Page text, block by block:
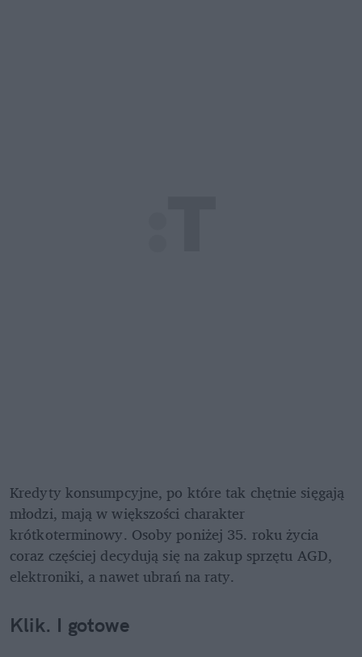
Kredyty konsumpcyjne, po które tak chętnie sięgają
młodzi, mają w większości charakter
krótkoterminowy. Osoby poniżej 35. roku życia
coraz częściej decydują się na zakup sprzętu AGD,
elektroniki, a nawet ubrań na raty.
Klik. I gotowe